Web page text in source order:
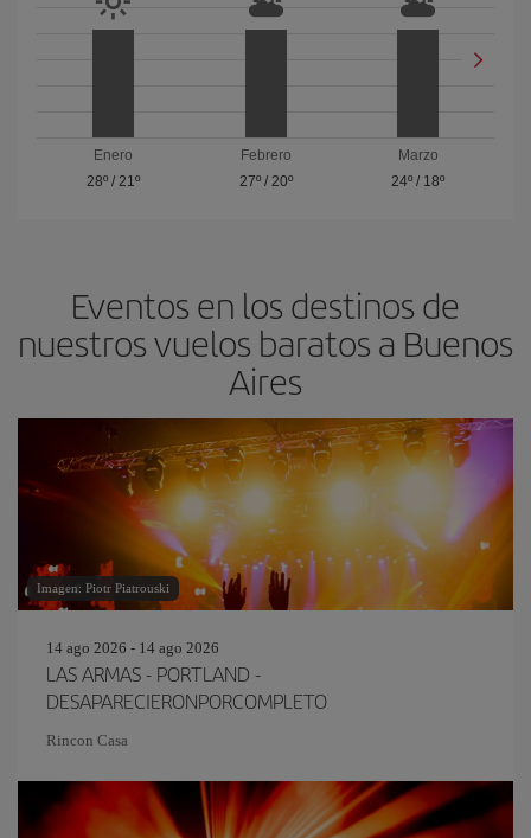
Enero
28º/ 21º
Febrero
27º/ 20º
Marzo
24º / 18º
Eventos en los destinos de
nuestros vuelos baratos a Buenos
Aires
Imagen: Piotr Piatrouski
14 ago 2026 - 14 ago 2026
LAS ARMAS - PORTLAND -
DESAPARECIERONPORCOMPLETO
Rincon Casa